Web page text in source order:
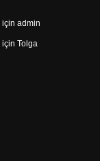
için admin
için Tolga